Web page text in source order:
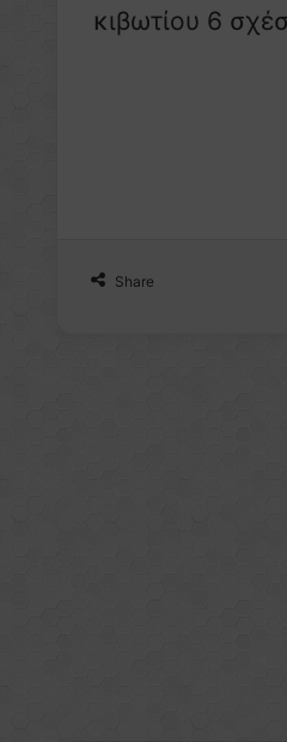
κιβωτίου 6
Share